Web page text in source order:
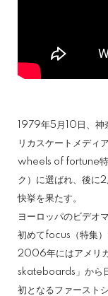
1979年5月10日、神
リカスケートメディ
wheels of fortune特
ク）に選ばれ、後に
快挙を果たす。
ヨーロッパのビデオ
初めてfocus（特集）
2006年にはアメリ
skateboards」から
初となるファースト